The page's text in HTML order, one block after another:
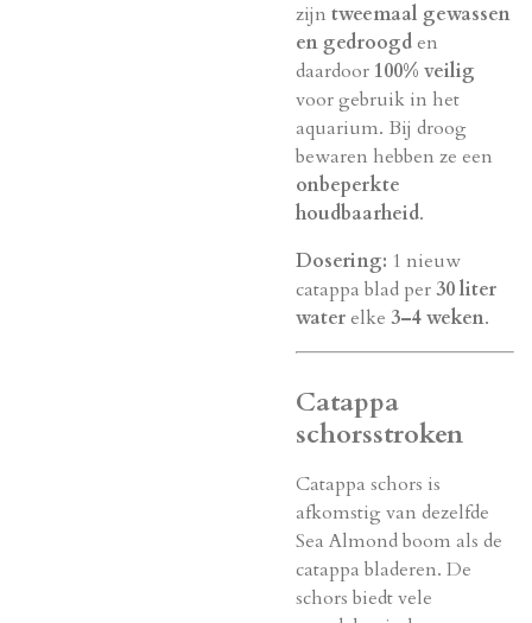
zijn tweemaal gewassen
en gedroogden
daardoor 100% veilig
voor gebruik in het
aquarium. Bij droog
bewaren hebben ze een
onbeperkte
houdbaarheid.
Dosering: 1 nieuw
catappa blad per30 liter
waterelke 3–4 weken.
Catappa
schorsstroken
Catappa schors is
afkomstig van dezelfde
Sea Almond boom als de
catappa bladeren. De
schors biedt vele